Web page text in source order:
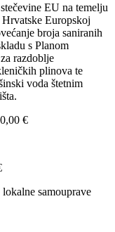
EU na temelju
Europskoj
broja saniranih
s Planom
razdoblje
plinova te
voda štetnim
€
lokalne samouprave